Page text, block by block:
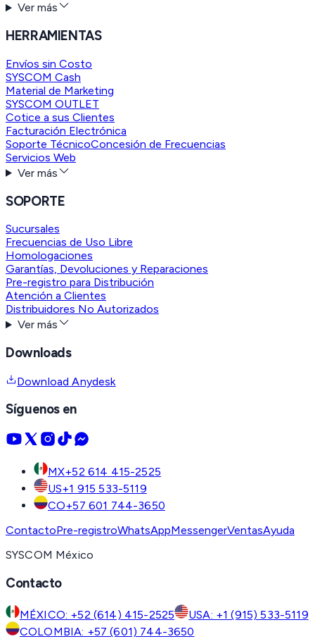
Ver más
HERRAMIENTAS
Envíos sin Costo
SYSCOM Cash
Material de Marketing
SYSCOM OUTLET
Cotice a sus Clientes
Facturación Electrónica
Soporte TécnicoConcesión de Frecuencias
Servicios Web
Ver más
SOPORTE
Sucursales
Frecuencias de Uso Libre
Homologaciones
Garantías, Devoluciones y Reparaciones
Pre-registro para Distribución
Atención a Clientes
Distribuidores No Autorizados
Ver más
Downloads
Download Anydesk
Síguenos en
MX+52 614 415-2525
US+1 915 533-5119
CO+57 601 744-3650
ContactoPre-registroWhatsAppMessengerVentasAyuda
SYSCOM México
Contacto
MÉXICO: +52 (614) 415-2525
USA: +1 (915) 533-5119
COLOMBIA: +57 (601) 744-3650